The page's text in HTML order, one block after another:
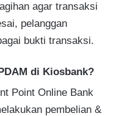
agar transaksi
pelanggan
bukti transaksi.
di Kiosbank?
Point Online Bank
pembelian &